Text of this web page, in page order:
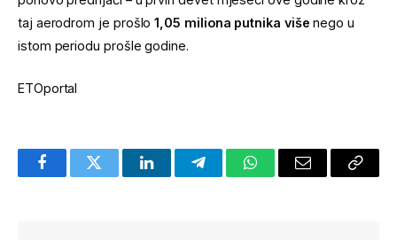
taj aerodrom je prošlo1,05 miliona putnika više nego u
istom periodu prošle godine.
ETOportal
FacebookTwitter LinkedInTelegramWhatsAppEmail
Copy